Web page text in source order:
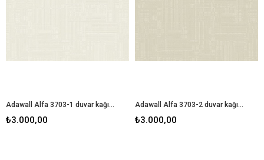
Adawall Alfa 3703-1 duvar kağıdı
₺3.000,00
Adawall Alfa 3703-2 duvar kağıdı
₺3.000,00